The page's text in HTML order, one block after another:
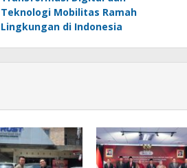
Teknologi Mobilitas Ramah
Lingkungan di Indonesia